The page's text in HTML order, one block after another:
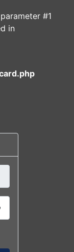
#1
in
anzeigen